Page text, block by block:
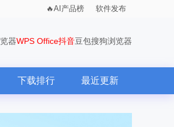
AI产品榜 软件发布
器WPS Office抖音豆包搜狗浏览器
下载排行 最近更新